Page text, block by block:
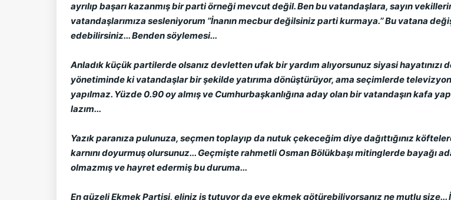
ayrılıp başarı kazanmış bir parti örneği mevcut değil. Ben bu vatandaşlara, sayın
vatandaşlarımıza sesleniyorum ’’İnanın mecbur değilsiniz parti kurmaya.’’ Bu vatana
edebilirsiniz... Benden söylemesi...
Anladık küçük partilerde olsanız devletten ufak bir yardım alıyorsunuz siyasi
yönetiminde ki vatandaşlar bir şekilde yatırıma dönüştürüyor, ama seçimlerde
yapılmaz. Yüzde 0.90 oy almış ve Cumhurbaşkanlığına aday olan bir vatandaşın kafa
lazım...
Yazık paranıza pulunuza, seçmen toplayıp da nutuk çekeceğim diye dağıttığınız
karnını doyurmuş olursunuz... Geçmişte rahmetli Osman Bölükbaşı mitinglerde bayağı
olmazmış ve hayret edermiş bu duruma...
En güzeli Ekmek Partisi, eliniz iş tutuyor da eve ekmek götürebiliyorsanız ne mutlu